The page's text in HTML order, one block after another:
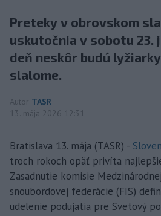
Preteky v obrovskom
uskutočnia v sobotu 23.
deň neskôr budú
slalome.
Autor TASR
13. mája 2026 12:31
Bratislava 13. mája (TASR) -
troch rokoch opäť privíta
Zasadnutie komisie
snoubordovej federácie (FIS)
udelenie podujatia pre Svetový